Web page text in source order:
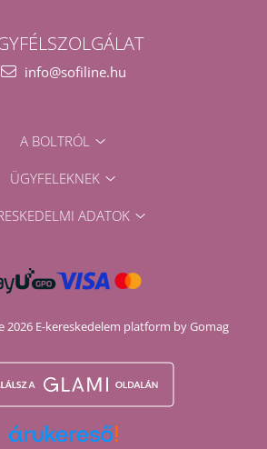
info@sofiline.hu
A BOLTRÓL
ÜGYFELEKNEK
ADATOK
2026 E-kereskedelem platform by Gomag